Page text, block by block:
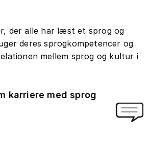
der alle har læst et sprog og
deres sprogkompetencer og
mellem sprog og kultur i
karriere med sprog